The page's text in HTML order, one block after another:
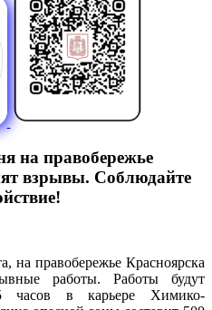
на правобережье
взрывы. Соблюдайте
на правобережье Красноярска
работы. Работы будут
в карьере Химико-